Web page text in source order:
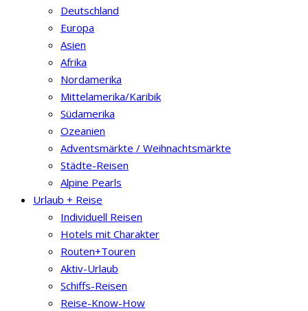
Deutschland
Europa
Asien
Afrika
Nordamerika
Mittelamerika/Karibik
Südamerika
Ozeanien
Adventsmärkte / Weihnachtsmärkte
Städte-Reisen
Alpine Pearls
Urlaub + Reise
Individuell Reisen
Hotels mit Charakter
Routen+Touren
Aktiv-Urlaub
Schiffs-Reisen
Reise-Know-How